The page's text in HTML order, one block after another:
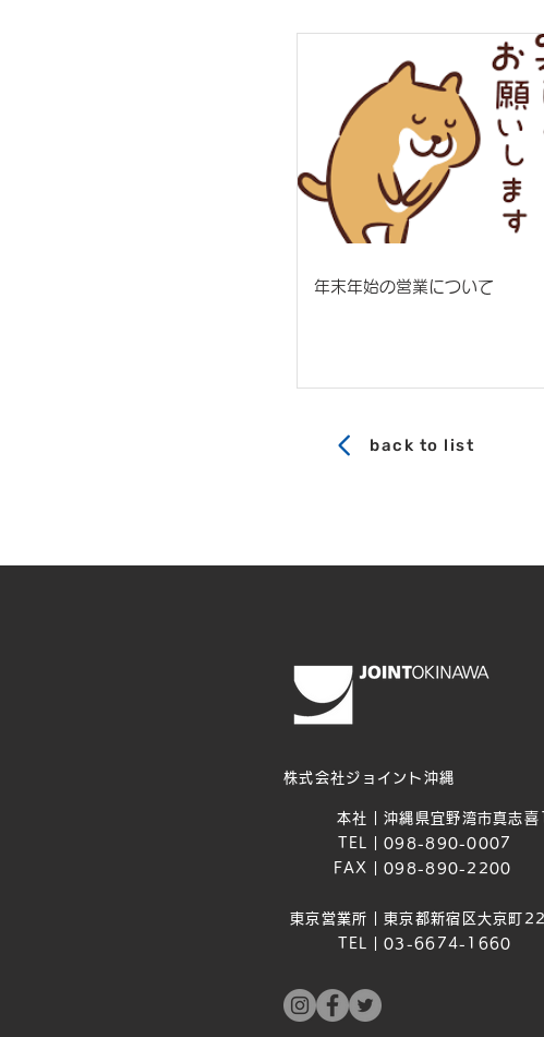
年末年始の営業について
back to list
株式会社ジョイント沖縄
本社｜
TEL｜
FAX｜
東京営業所｜
TEL｜
沖縄県宜野湾市真志
098-890-0007
098-890-2200
東京都新宿区大京町
03-6674-1660